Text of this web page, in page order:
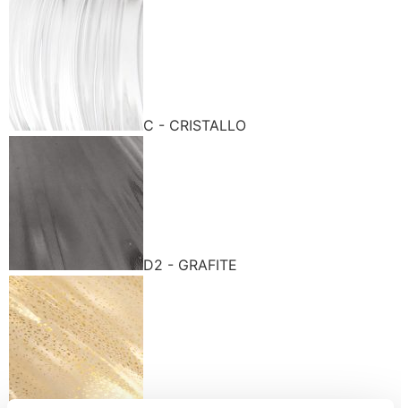
C - CRISTALLO
D2 - GRAFITE